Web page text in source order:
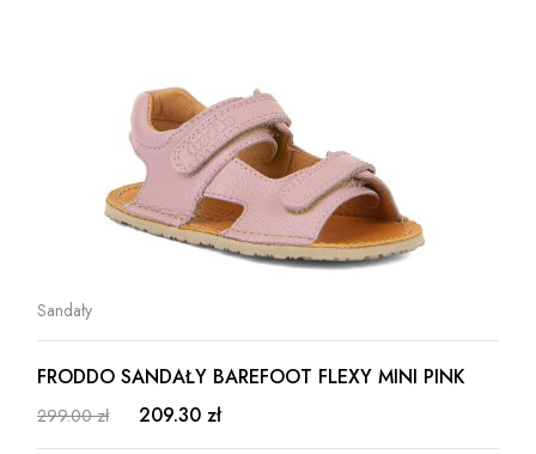
Sandały
FRODDO SANDAŁY BAREFOOT FLEXY MINI PINK
299.00 zł 209.30 zł